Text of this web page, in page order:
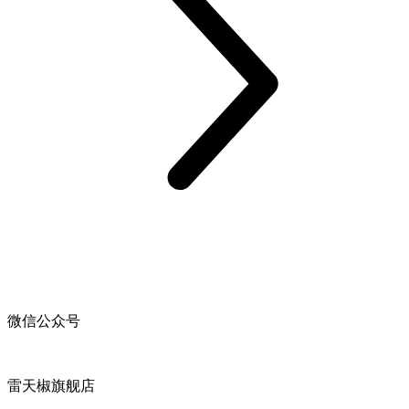
微信公众号
雷天椒旗舰店